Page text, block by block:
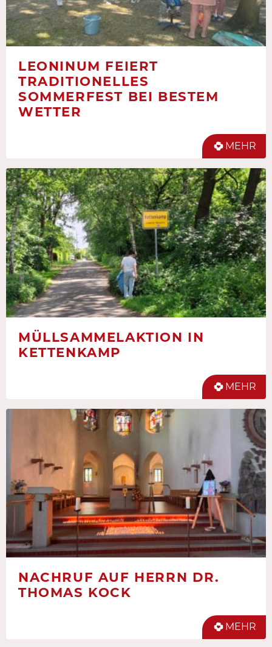
LEONINUM FEIERT
TRADITIONELLES
SOMMERFEST BEI BESTEM
WETTER
MEHR
MÜLLSAMMELAKTION IN
KETTENKAMP
MEHR
NACHRUF AUF HERRN DR.
THOMAS KOCK
MEHR